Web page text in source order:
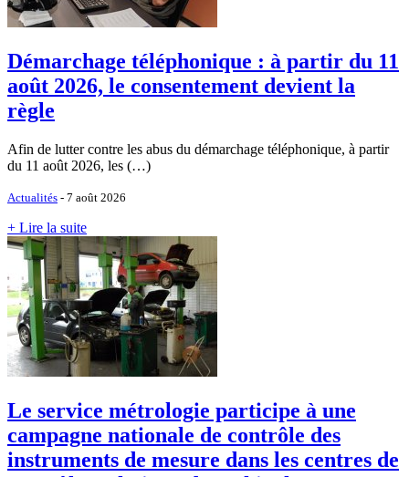
Démarchage téléphonique : à partir du 11
août 2026, le consentement devient la
règle
Afin de lutter contre les abus du démarchage téléphonique, à partir
du 11 août 2026, les (…)
Actualités - 7 août 2026
+ Lire la suite
Le service métrologie participe à une
campagne nationale de contrôle des
instruments de mesure dans les centres de